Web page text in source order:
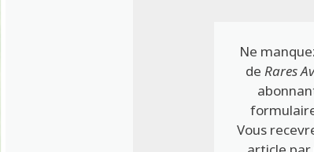
Ne
deRares
Vous